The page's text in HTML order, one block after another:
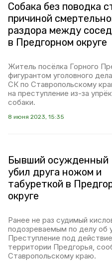
Собака без поводка
причиной
раздора между
в Предгорном округе
Житель посёлка Горного
фигурантом уголовного
СК по Ставропольскому
на преступление из-за
собаки.
8 июня 2023, 15:35
Бывший осужденный
убил друга ножом и
табуреткой в
округе
Ранее не раз судимый
подозреваемым по делу об
Преступление под
территории Предгорья,
Ставропольскому краю.